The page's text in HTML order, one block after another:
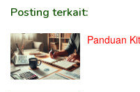
Posting terkait:
Panduan